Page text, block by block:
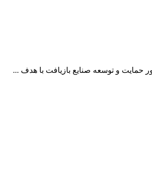
حمایت و توسعه صنایع بازیافت با هدف ...